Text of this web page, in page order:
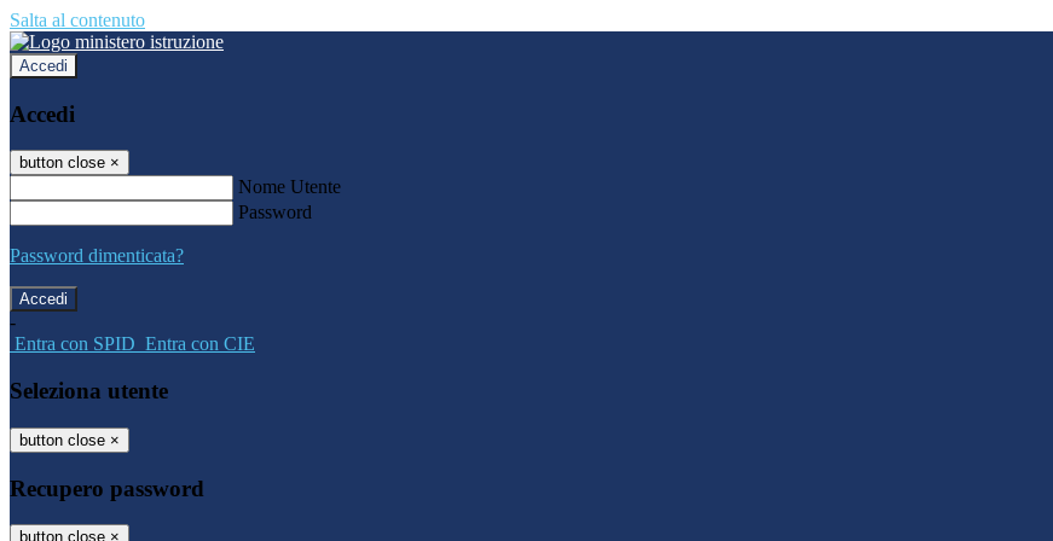
Salta al contenuto
Accedi
Accedi
button close ×
Nome Utente
Password
Password dimenticata?
-
Entra con SPID Entra con CIE
Seleziona utente
button close ×
Recupero password
button close ×